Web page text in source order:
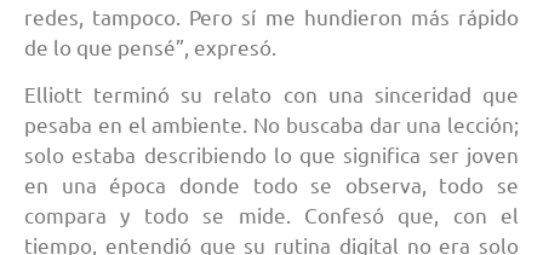
redes, tampoco. Pero sí me hundieron más rápido
de lo que pensé”, expresó.
Elliott terminó su relato con una sinceridad que
pesaba en el ambiente. No buscaba dar una lección;
solo estaba describiendo lo que significa ser joven
en una época donde todo se observa, todo se
compara y todo se mide. Confesó que, con el
tiempo, entendió que su rutina digital no era solo